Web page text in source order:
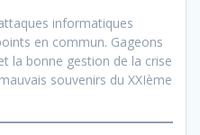
informatiques
en commun. Gageons
la bonne gestion de la crise
souvenirs du XXIème